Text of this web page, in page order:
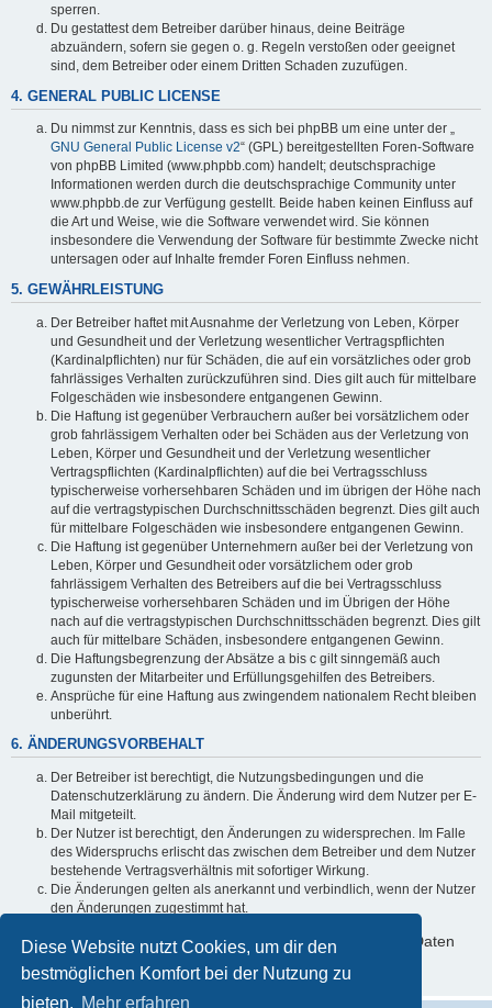
Diese Website nutzt Cookies, um dir den
bestmöglichen Komfort bei der Nutzung zu
bieten. Mehr erfahren
sperren.
Du gestattest dem Betreiber darüber hinaus, deine Beiträge
abzuändern, sofern sie gegen o. g. Regeln verstoßen oder geeignet
sind, dem Betreiber oder einem Dritten Schaden zuzufügen.
4. GENERAL PUBLIC LICENSE
Du nimmst zur Kenntnis, dass es sich bei phpBB um eine unter der „
GNU General Public License v2“ (GPL) bereitgestellten Foren-Software
von phpBB Limited (www.phpbb.com) handelt; deutschsprachige
Informationen werden durch die deutschsprachige Community unter
www.phpbb.de zur Verfügung gestellt. Beide haben keinen Einfluss auf
die Art und Weise, wie die Software verwendet wird. Sie können
insbesondere die Verwendung der Software für bestimmte Zwecke nicht
untersagen oder auf Inhalte fremder Foren Einfluss nehmen.
5. GEWÄHRLEISTUNG
Der Betreiber haftet mit Ausnahme der Verletzung von Leben, Körper
und Gesundheit und der Verletzung wesentlicher Vertragspflichten
(Kardinalpflichten) nur für Schäden, die auf ein vorsätzliches oder grob
fahrlässiges Verhalten zurückzuführen sind. Dies gilt auch für mittelbare
Folgeschäden wie insbesondere entgangenen Gewinn.
Die Haftung ist gegenüber Verbrauchern außer bei vorsätzlichem oder
grob fahrlässigem Verhalten oder bei Schäden aus der Verletzung von
Leben, Körper und Gesundheit und der Verletzung wesentlicher
Vertragspflichten (Kardinalpflichten) auf die bei Vertragsschluss
typischerweise vorhersehbaren Schäden und im übrigen der Höhe nach
auf die vertragstypischen Durchschnittsschäden begrenzt. Dies gilt auch
für mittelbare Folgeschäden wie insbesondere entgangenen Gewinn.
Die Haftung ist gegenüber Unternehmern außer bei der Verletzung von
Leben, Körper und Gesundheit oder vorsätzlichem oder grob
fahrlässigem Verhalten des Betreibers auf die bei Vertragsschluss
typischerweise vorhersehbaren Schäden und im Übrigen der Höhe
nach auf die vertragstypischen Durchschnittsschäden begrenzt. Dies gilt
auch für mittelbare Schäden, insbesondere entgangenen Gewinn.
Die Haftungsbegrenzung der Absätze a bis c gilt sinngemäß auch
zugunsten der Mitarbeiter und Erfüllungsgehilfen des Betreibers.
Ansprüche für eine Haftung aus zwingendem nationalem Recht bleiben
unberührt.
6. ÄNDERUNGSVORBEHALT
Der Betreiber ist berechtigt, die Nutzungsbedingungen und die
Datenschutzerklärung zu ändern. Die Änderung wird dem Nutzer per E-
Mail mitgeteilt.
Der Nutzer ist berechtigt, den Änderungen zu widersprechen. Im Falle
des Widerspruchs erlischt das zwischen dem Betreiber und dem Nutzer
bestehende Vertragsverhältnis mit sofortiger Wirkung.
Die Änderungen gelten als anerkannt und verbindlich, wenn der Nutzer
den Änderungen zugestimmt hat.
Informationen über den Umgang mit deinen persönlichen Daten
sind in der Datenschutzerklärung enthalten.